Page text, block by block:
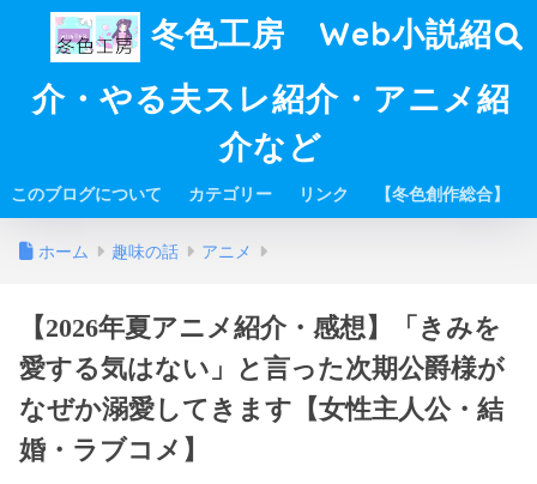
冬色工房 Web小説紹
介・やる夫スレ紹介・アニメ紹
介など
このブログについて カテゴリー リンク 【冬色創作総合】
ホーム 趣味の話 アニメ
【2026年夏アニメ紹介・感想】「きみを
愛する気はない」と言った次期公爵様が
なぜか溺愛してきます【女性主人公・結
婚・ラブコメ】